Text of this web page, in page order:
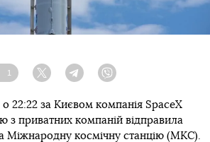
Facebook
1
Twitter TelegramViber
о 22:22 за Києвом компанія SpaceX
з приватних компаній відправила
Міжнародну космічну станцію (МКС).